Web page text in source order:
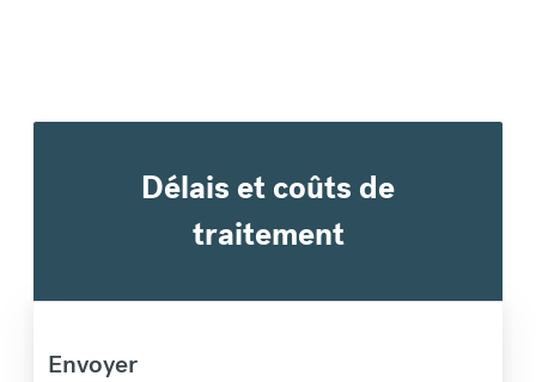
Délais et coûts de
traitement
Envoyer